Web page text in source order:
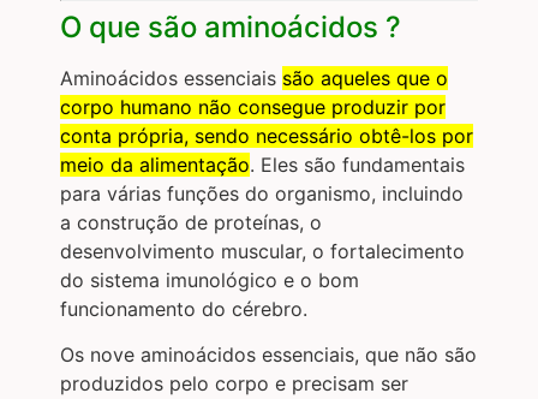
O que são aminoácidos ?
Aminoácidos essenciais são aqueles que o
corpo humano não consegue produzir por
conta própria, sendo necessário obtê-los por
meio da alimentação. Eles são fundamentais
para várias funções do organismo, incluindo
a construção de proteínas, o
desenvolvimento muscular, o fortalecimento
do sistema imunológico e o bom
funcionamento do cérebro.
Os nove aminoácidos essenciais, que não são
produzidos pelo corpo e precisam ser